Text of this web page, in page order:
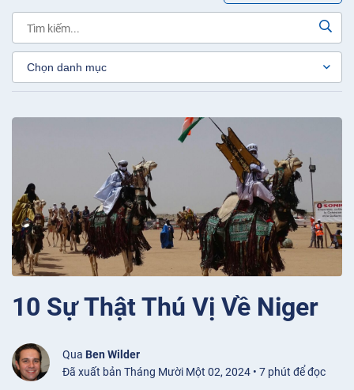
10 Sự Thật Thú Vị Về Niger
Qua Ben Wilder
Đã xuất bản Tháng Mười Một 02, 2024 • 7 phút để đọc